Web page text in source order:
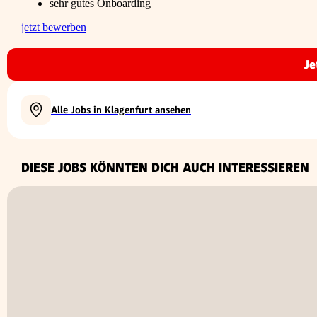
sehr gutes Onboarding
jetzt bewerben
Alle Jobs in Klagenfurt ansehen
DIESE JOBS KÖNNTEN DICH AUCH INTERESSIEREN